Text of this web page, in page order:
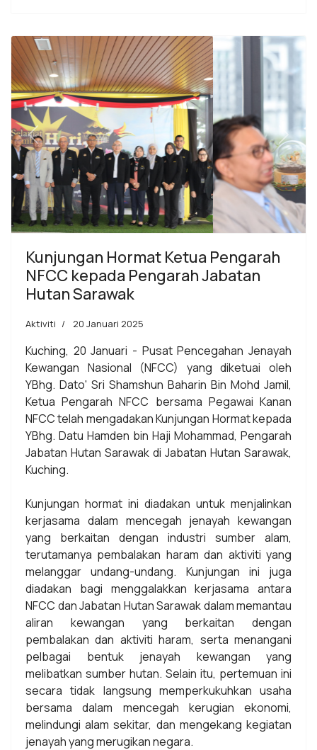
Previous Next
Kunjungan Hormat Ketua Pengarah
NFCC kepada Pengarah Jabatan
Hutan Sarawak
Aktiviti 20 Januari 2025
Kuching, 20 Januari - Pusat Pencegahan Jenayah
Kewangan Nasional (NFCC) yang diketuai oleh
YBhg. Dato' Sri Shamshun Baharin Bin Mohd Jamil,
Ketua Pengarah NFCC bersama Pegawai Kanan
NFCC telah mengadakan Kunjungan Hormat kepada
YBhg. Datu Hamden bin Haji Mohammad, Pengarah
Jabatan Hutan Sarawak di Jabatan Hutan Sarawak,
Kuching.
Kunjungan hormat ini diadakan untuk menjalinkan
kerjasama dalam mencegah jenayah kewangan
yang berkaitan dengan industri sumber alam,
terutamanya pembalakan haram dan aktiviti yang
melanggar undang-undang. Kunjungan ini juga
diadakan bagi menggalakkan kerjasama antara
NFCC dan Jabatan Hutan Sarawak dalam memantau
aliran kewangan yang berkaitan dengan
pembalakan dan aktiviti haram, serta menangani
pelbagai bentuk jenayah kewangan yang
melibatkan sumber hutan. Selain itu, pertemuan ini
secara tidak langsung memperkukuhkan usaha
bersama dalam mencegah kerugian ekonomi,
melindungi alam sekitar, dan mengekang kegiatan
jenayah yang merugikan negara.